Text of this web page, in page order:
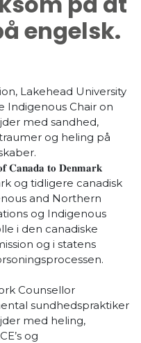
engelsk.
Lakehead University
Indigenous Chair on
med sandhed,
og heling på
𝐂𝐚𝐧𝐚𝐝𝐚 𝐭𝐨 𝐃𝐞𝐧𝐦𝐚𝐫𝐤
og tidligere canadisk
and Northern
og Indigenous
i den canadiske
og i statens
Counsellor
sundhedspraktiker
med heling,
og